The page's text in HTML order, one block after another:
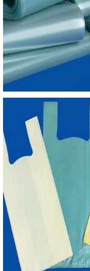
Plástico
fábricas ainda
Aumentando,
entrega e venda
quantidades.